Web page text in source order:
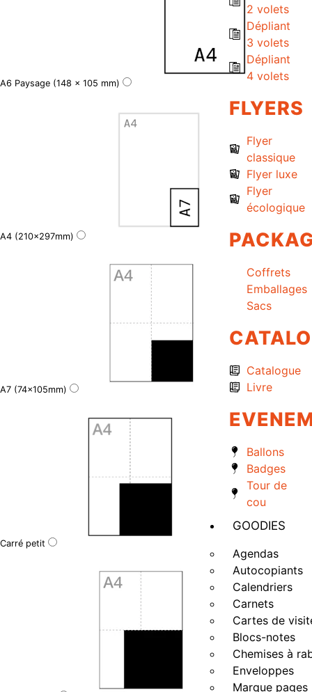
2 volets
Dépliant
3 volets
Dépliant
4 volets
FLYERS
Flyer
classique
Flyer luxe
Flyer
écologique
Coffrets
Emballages
Sacs
Catalogue
Livre
Ballons
Badges
Tour de
cou
GOODIES
Agendas
Autocopiants
Calendriers
Carnets
Cartes de
Blocs-notes
Chemises à
Enveloppes
Marque pages
A6 Paysage (148 x 105 mm)
A4 (210x297mm)
A7 (74x105mm)
Carré petit